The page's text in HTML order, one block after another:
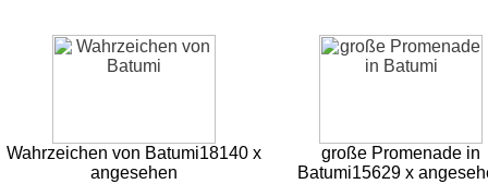
Wahrzeichen von Batumi18140 x
angesehen
große Promenade in
Batumi15629 x